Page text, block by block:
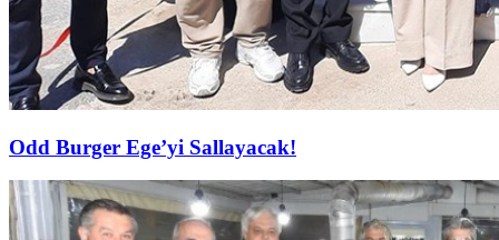
Odd Burger Ege’yi Sallayacak!